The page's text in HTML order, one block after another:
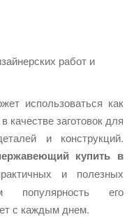
работ и
использоваться как
качестве заготовок для
и конструкций.
купить в
и полезных
популярность его
с каждым днем.